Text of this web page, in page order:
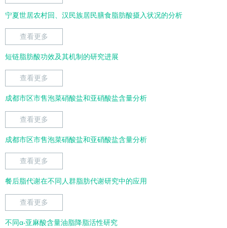
宁夏世居农村回、汉民族居民膳食脂肪酸摄入状况的分析
查看更多
短链脂肪酸功效及其机制的研究进展
查看更多
成都市区市售泡菜硝酸盐和亚硝酸盐含量分析
查看更多
成都市区市售泡菜硝酸盐和亚硝酸盐含量分析
查看更多
餐后脂代谢在不同人群脂肪代谢研究中的应用
查看更多
不同α-亚麻酸含量油脂降脂活性研究